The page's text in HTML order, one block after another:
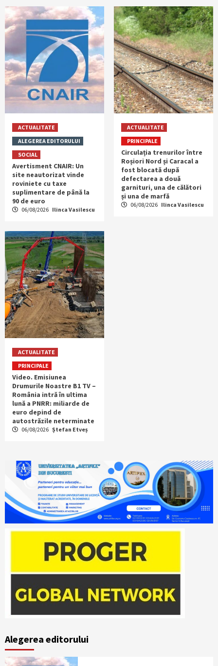
ACTUALITATE
ALEGEREA EDITORULUI
SOCIAL
Avertisment CNAIR: Un
site neautorizat vinde
roviniete cu taxe
suplimentare de până la
90 de euro
06/08/2026 Ilinca Vasilescu
ACTUALITATE
PRINCIPALE
Circulația trenurilor între
Roșiori Nord și Caracal a
fost blocată după
defectarea a două
garnituri, una de călători
și una de marfă
06/08/2026 Ilinca Vasilescu
ACTUALITATE
PRINCIPALE
Video. Emisiunea
Drumurile Noastre B1 TV –
România intră în ultima
lună a PNRR: miliarde de
euro depind de
autostrăzile neterminate
06/08/2026 Ștefan Etveș
Alegerea editorului